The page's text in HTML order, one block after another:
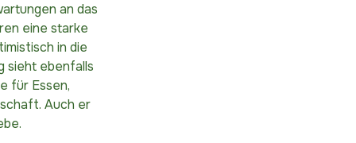
an das
eine starke
in die
sieht ebenfalls
für Essen,
Auch er